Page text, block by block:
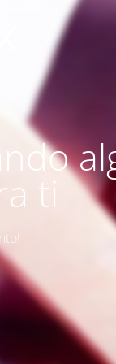
ti